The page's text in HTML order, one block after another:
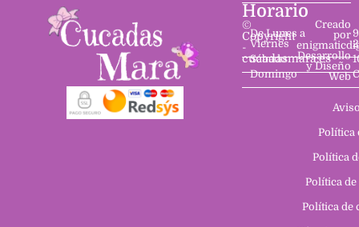
Horario
De Lunes a
Viernes
Sábado
Domingo
Política
Política
Política
Política de
©
Copyright
-
cucadasmara.es
Creado
por
Desarrollo
y Diseño
Web